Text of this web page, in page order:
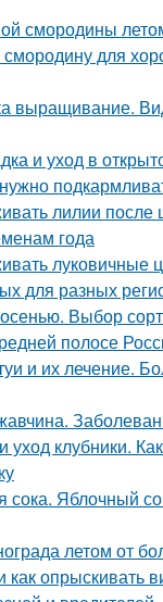
смородины
смородину для
выращивание.
и уход в
лилии после
года
луковичные
для разных
Выбор
полосе
и их лечение.
уход клубники.
сока. Яблочный
летом от
как опрыскивать